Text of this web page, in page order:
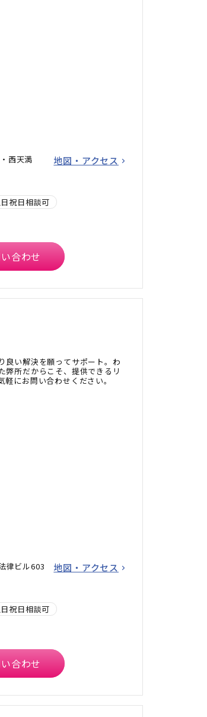
西天満
地図・アクセス
祝日相談可
合わせ
良い解決を願ってサポート。わ
弊所だからこそ、提供できるリ
にお問い合わせください。
律ビル603 地図・アクセス
祝日相談可
合わせ